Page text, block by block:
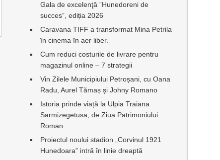
Gala de excelenţă ”Hunedoreni de
succes”, ediția 2026
Caravana TIFF a transformat Mina Petrila
în cinema în aer liber.
Cum reduci costurile de livrare pentru
magazinul online – 7 strategii
Vin Zilele Municipiului Petroșani, cu Oana
Radu, Aurel Tămaș și Johny Romano
Istoria prinde viață la Ulpia Traiana
Sarmizegetusa, de Ziua Patrimoniului
Roman
Proiectul noului stadion „Corvinul 1921
Hunedoara” intră în linie dreaptă